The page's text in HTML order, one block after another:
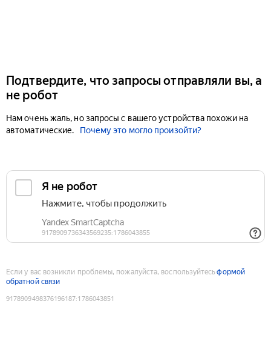
Подтвердите, что запросы отправляли вы, а
не робот
Нам очень жаль, но запросы с вашего устройства похожи на
автоматические.
Почему это могло произойти?
Если у вас возникли проблемы, пожалуйста, воспользуйтесьформой
обратной связи
9178909498376196187:1786043851